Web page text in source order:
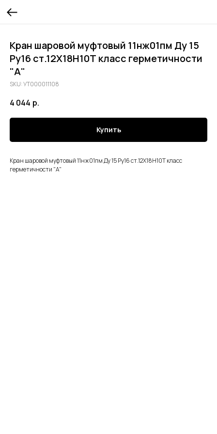
Кран шаровой муфтовый 11нж01пм Ду 15
Ру16 ст.12Х18Н10Т класс герметичности
"А"
SKU:УТ000011108
4 044 р.
Купить
Кран шаровой муфтовый 11нж01пм Ду 15 Ру16 ст.12Х18Н10Т класс
герметичности "А"